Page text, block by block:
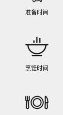
准备时间
烹饪时间